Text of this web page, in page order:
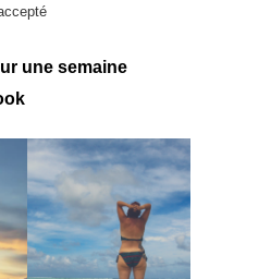
une semaine